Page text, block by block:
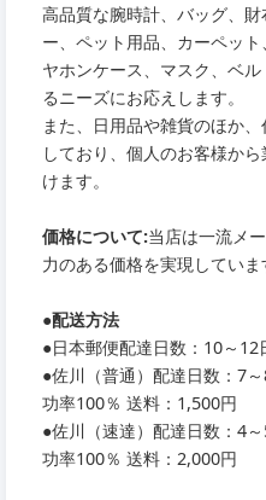
高品質な腕時計、バッグ、
ー、ペット用品、カーペッ
ヤホンケース、マスク、ベ
るニーズにお応えします。
また、日用品や雑貨のほか
しており、個人のお客様か
けます。
価格について:当店は一流メ
力のある価格を実現していま
●配送方法
●日本郵便配達日数：10～12
●佐川（普通）配達日数：7
功率100％ 送料：1,500円
●佐川（速達）配達日数：4
功率100％ 送料：2,000円